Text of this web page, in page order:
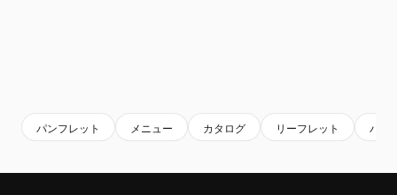
パンフレット メニュー カタログ リーフレット パン